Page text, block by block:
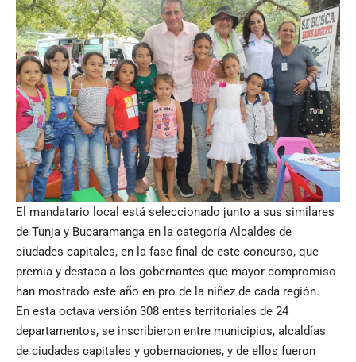
El mandatario local está seleccionado junto a sus similares
de Tunja y Bucaramanga en la categoría Alcaldes de
ciudades capitales, en la fase final de este concurso, que
premia y destaca a los gobernantes que mayor compromiso
han mostrado este año en pro de la niñez de cada región.
En esta octava versión 308 entes territoriales de 24
departamentos, se inscribieron entre municipios, alcaldías
de ciudades capitales y gobernaciones, y de ellos fueron